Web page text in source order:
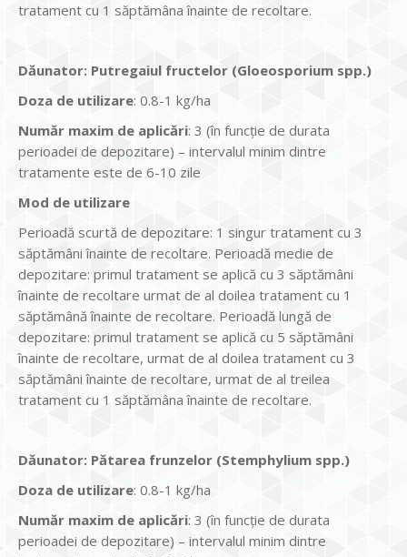
tratament cu 1 săptămâna înainte de recoltare.
Dăunator: Putregaiul fructelor (Gloeosporium spp.)
Doza de utilizare: 0.8-1 kg/ha
Număr maxim de aplicări: 3 (în funcție de durata
perioadei de depozitare) – intervalul minim dintre
tratamente este de 6-10 zile
Mod de utilizare
Perioadă scurtă de depozitare: 1 singur tratament cu 3
săptămâni înainte de recoltare. Perioadă medie de
depozitare: primul tratament se aplică cu 3 săptămâni
înainte de recoltare urmat de al doilea tratament cu 1
săptămână înainte de recoltare. Perioadă lungă de
depozitare: primul tratament se aplică cu 5 săptămâni
înainte de recoltare, urmat de al doilea tratament cu 3
săptămâni înainte de recoltare, urmat de al treilea
tratament cu 1 săptămâna înainte de recoltare.
Dăunator: Pătarea frunzelor (Stemphylium spp.)
Doza de utilizare: 0.8-1 kg/ha
Număr maxim de aplicări: 3 (în funcție de durata
perioadei de depozitare) – intervalul minim dintre